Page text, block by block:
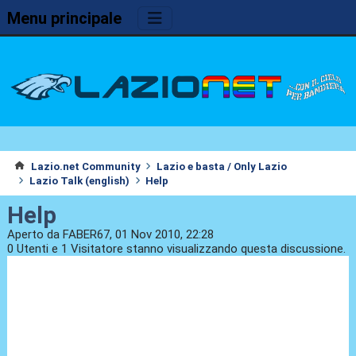
Menu principale
Lazio.net Community
Lazio e basta / Only Lazio
Lazio Talk (english)
Help
Help
Aperto da FABER67, 01 Nov 2010, 22:28
0 Utenti e 1 Visitatore stanno visualizzando questa discussione.